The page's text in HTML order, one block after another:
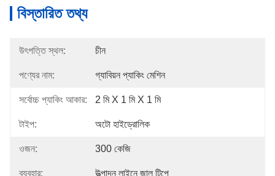
বিস্তারিত তথ্য
উৎপত্তি স্থল: চীন
পণ্যের নাম: গ্যাবিয়ন প্যাকিং মেশিন
সর্বোচ্চ প্যাকিং আকার: 2 মি X 1 মি X 1 মি
টাইপ: অটো হাইড্রোলিক
ওজন: 300 কেজি
ব্যবহার: উত্পাদন লাইনে জাল টিপে